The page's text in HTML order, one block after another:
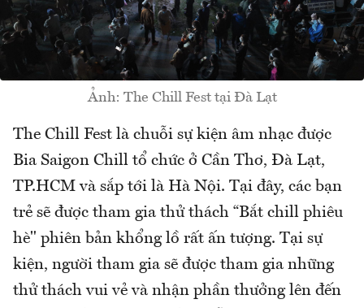
Ảnh: The Chill Fest tại Đà Lạt
The Chill Fest là chuỗi sự kiện âm nhạc được
Bia Saigon Chill tổ chức ở Cần Thơ, Đà Lạt,
TP.HCM và sắp tới là Hà Nội. Tại đây, các bạn
trẻ sẽ được tham gia thử thách “Bắt chill phiêu
hè" phiên bản khổng lồ rất ấn tượng. Tại sự
kiện, người tham gia sẽ được tham gia những
thử thách vui vẻ và nhận phần thưởng lên đến